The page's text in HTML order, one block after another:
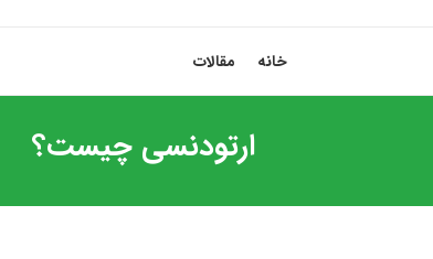
خانه مقالات
ارتودنسی چیست؟